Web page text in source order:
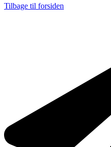
Tilbage til forsiden